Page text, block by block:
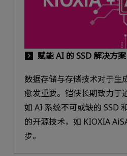
赋能 AI 的 SSD 解决方案
数据存储与存储技术对于生
愈发重要。铠侠长期致力于
如 AI 系统不可或缺的 SSD
的开源技术，如 KIOXIA
步。